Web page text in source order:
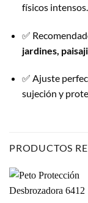
físicos intensos.
✅
jardines,
✅ Ajuste
sujeción y
PRODUCTOS